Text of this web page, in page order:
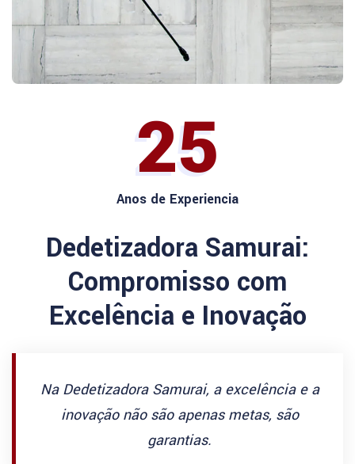
25
Anos de Experiencia
Dedetizadora Samurai:
Compromisso com
Excelência e Inovação
Na Dedetizadora Samurai, a excelência e a
inovação não são apenas metas, são
garantias.